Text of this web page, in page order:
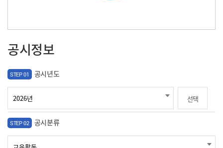
공시정보
STEP 01 공시년도
선택
STEP 02 공시분류